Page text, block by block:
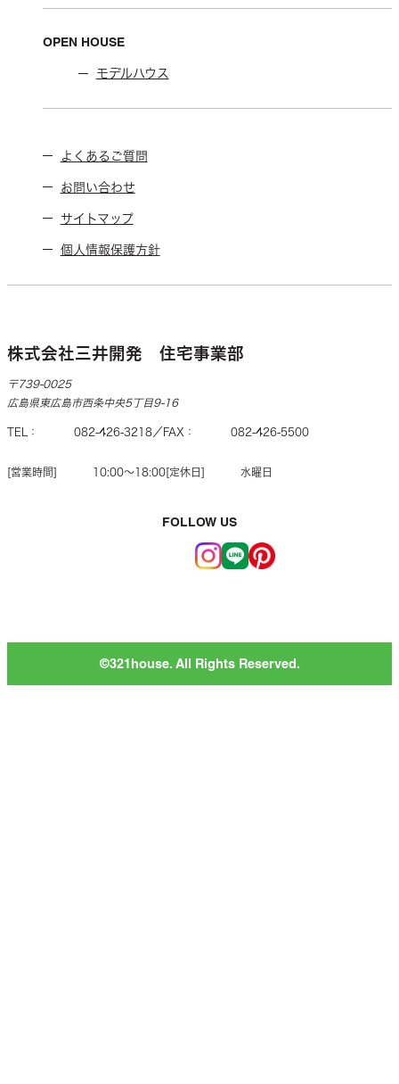
株式会社三井開発 住宅事業部
〒739-0025
広島県東広島市西条中央5丁目9-16
TEL 082-426-3218 FAX 082-426-5500
営業時間 10:00〜18:00 定休日 水曜日
FOLLOW US
OPEN HOUSE
モデルハウス
よくあるご質問
お問い合わせ
サイトマップ
個人情報保護方針
©︎321house. All Rights Reserved.